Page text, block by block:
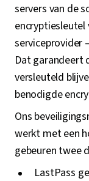
servers van de
encryptiesleutel
serviceprovider
Dat garandeert
versleuteld
benodigde
Ons
werkt met een
gebeuren twee
LastPass